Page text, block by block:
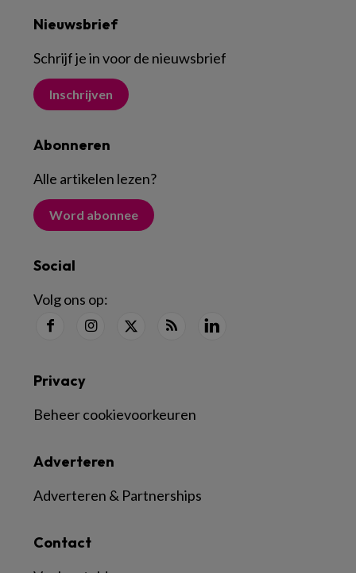
Nieuwsbrief
Schrijf je in voor de nieuwsbrief
Inschrijven
Abonneren
Alle artikelen lezen?
Word abonnee
Social
Volg ons op:
Contact
Adverteren
Adverteren & Partnerships
Privacy
Beheer cookievoorkeuren